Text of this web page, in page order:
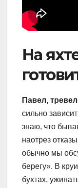
На
Павел,
сильно
знаю, что
наотрез
обычно мы
берегу». В
бухтах,